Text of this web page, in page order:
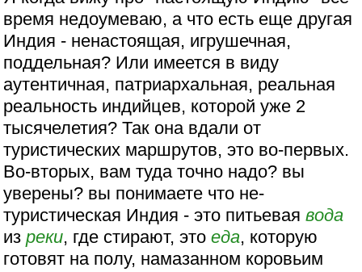
время недоумеваю, а что есть еще другая
Индия - ненастоящая, игрушечная,
поддельная? Или имеется в виду
аутентичная, патриархальная, реальная
реальность индийцев, которой уже 2
тысячелетия? Так она вдали от
туристических маршрутов, это во-первых.
Во-вторых, вам туда точно надо? вы
уверены? вы понимаете что не-
туристическая Индия - это питьеваявода
изреки, где стирают, этоеда, которую
готовят на полу, намазанном коровьим